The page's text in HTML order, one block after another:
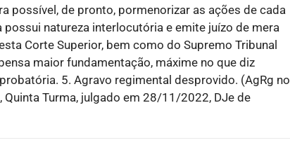
possível, de pronto, pormenorizar as ações de cada
natureza interlocutória e emite juízo de mera
Corte Superior, bem como do Supremo Tribunal
maior fundamentação, máxime no que diz
5. Agravo regimental desprovido. (AgRg no
Turma, julgado em 28/11/2022, DJe de